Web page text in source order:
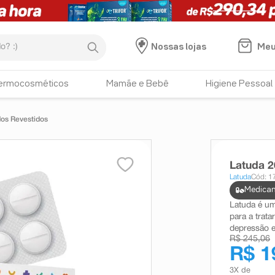
Nossas lojas
Mamãe e Bebê Higiene Pessoal
Revestidos
Latuda
LatudaCód:
Latuda é
para a
depressão
R$ 245,06
R$
3X de